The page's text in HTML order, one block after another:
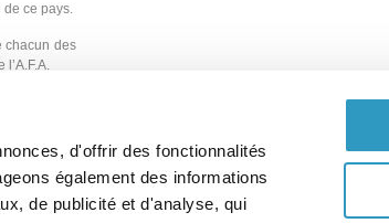
d'offrir des fonctionnalités
également des informations
de publicité et d'analyse, qui
de ce pays.
chacun des
l’adresse
le Pérou